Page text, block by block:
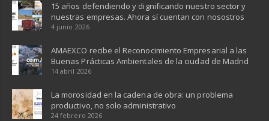
15 años defendiendo y dignificando nuestro sector y
nuestras empresas. Ahora sí cuentan con nosostros
4 junio 2026
AMAEXCO recibe el Reconocimiento Empresarial a las
Buenas Prácticas Ambientales de la ciudad de Madrid
14 abril 2026
La morosidad en la cadena de obra: un problema
productivo, no solo administrativo
24 febrero 2026